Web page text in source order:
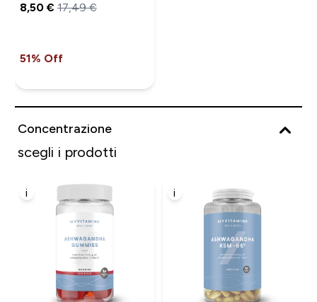
8,50 €‎17,49 €‎
51% Off
Concentrazione
scegli i prodotti
i i